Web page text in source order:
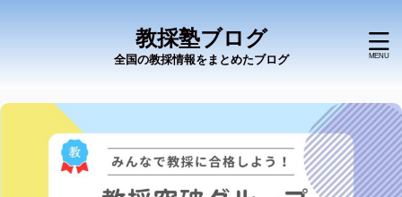
教採塾ブログ
全国の教採情報をまとめたブログ